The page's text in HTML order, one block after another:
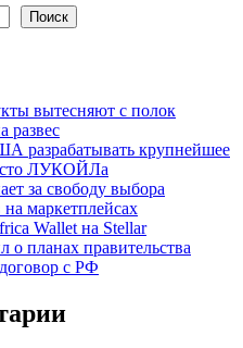
Поиск
вытесняют с полок
развес
разрабатывать крупнейшее
ЛУКОЙЛа
за свободу выбора
маркетплейсах
Wallet на Stellar
планах правительства
с РФ